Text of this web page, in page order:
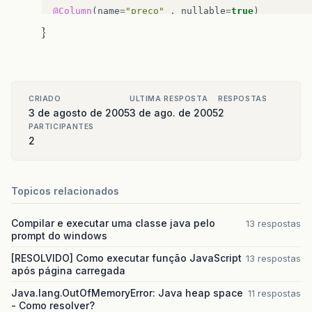
@Column ( name="preco" , nullable=true )
@ManyToOne
public void
}
}
CRIADO
3 de agosto de 2005
ULTIMA RESPOSTA
3 de ago. de 2005
RESPOSTAS
2
PARTICIPANTES
2
Topicos relacionados
Compilar e executar uma classe java pelo
prompt do windows
13 respostas
[RESOLVIDO] Como executar função JavaScript
após página carregada
13 respostas
Java.lang.OutOfMemoryError: Java heap space
- Como resolver?
11 respostas